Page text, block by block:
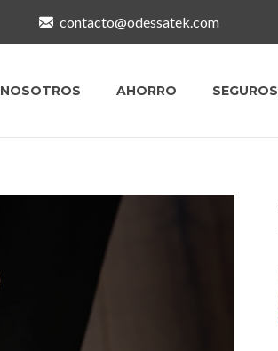
contacto@odessatek.com
NOSOTROS AHORRO SEGUROS